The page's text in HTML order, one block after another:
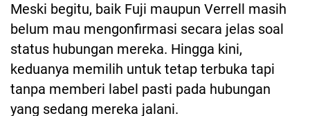
Meski begitu, baik Fuji maupun Verrell masih
belum mau mengonfirmasi secara jelas soal
status hubungan mereka. Hingga kini,
keduanya memilih untuk tetap terbuka tapi
tanpa memberi label pasti pada hubungan
yang sedang mereka jalani.